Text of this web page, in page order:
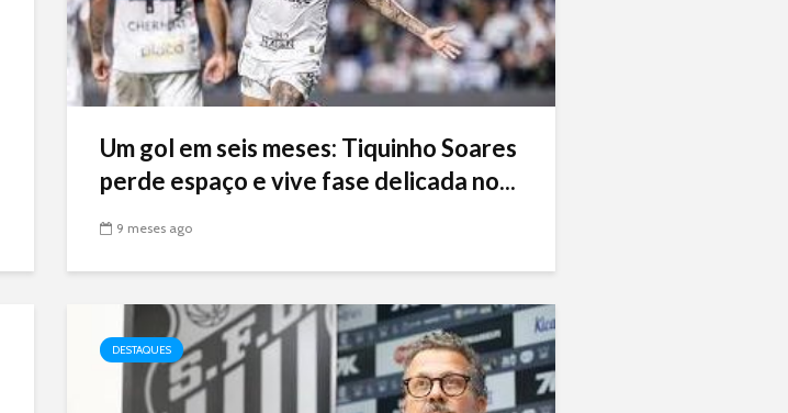
Um gol em seis meses: Tiquinho Soares
perde espaço e vive fase delicada no...
9 meses ago
DESTAQUES